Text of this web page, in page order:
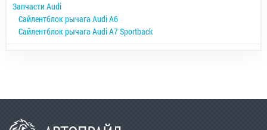
Запчасти Audi
Сайлентблок рычага Audi A6
Сайлентблок рычага Audi A7 Sportback